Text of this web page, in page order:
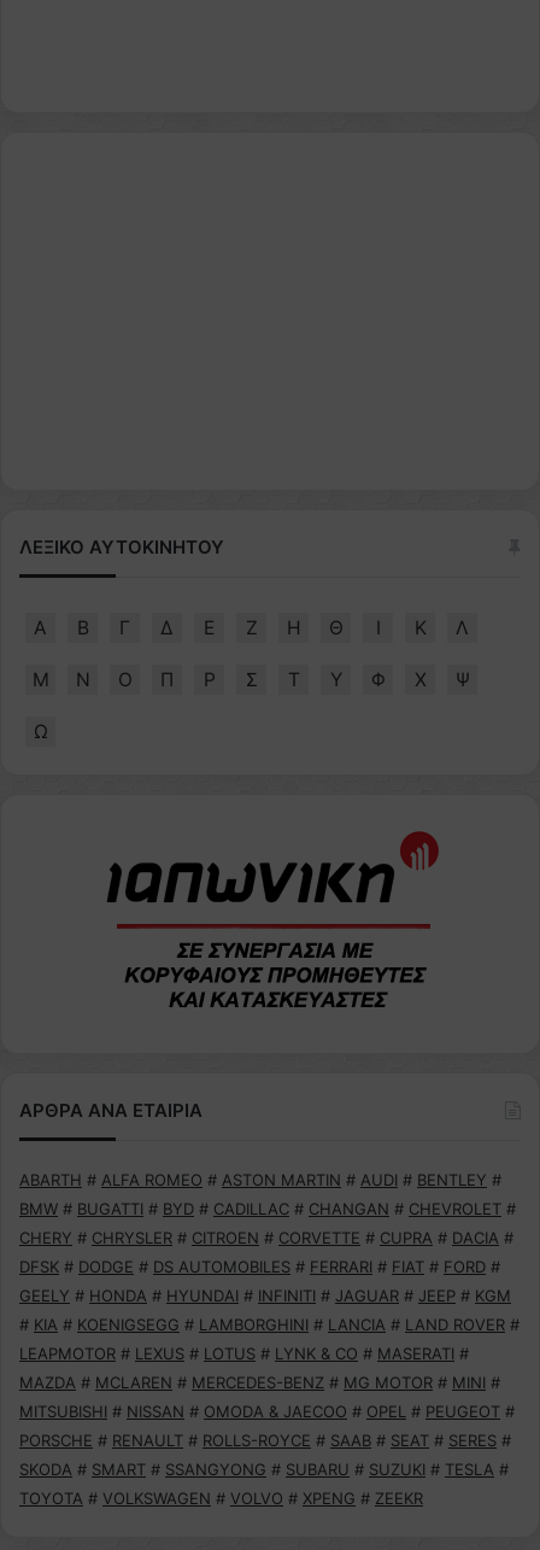
ΛΕΞΙΚΟ ΑΥΤΟΚΙΝΗΤΟΥ
Α Β Γ Δ Ε Ζ Η Θ Ι Κ Λ
Μ Ν Ο Π Ρ Σ Τ Υ Φ Χ Ψ
Ω
ΑΡΘΡΑ ΑΝΑ ΕΤΑΙΡΙΑ
ABARTH # ALFA ROMEO # ASTON MARTIN # AUDI # BENTLEY #
BMW # BUGATTI # BYD # CADILLAC # CHANGAN # CHEVROLET #
CHERY # CHRYSLER # CITROEN # CORVETTE # CUPRA # DACIA #
DFSK # DODGE # DS AUTOMOBILES # FERRARI # FIAT # FORD #
GEELY # HONDA # HYUNDAI # INFINITI # JAGUAR # JEEP # KGM
# KIA # KOENIGSEGG # LAMBORGHINI # LANCIA # LAND ROVER #
LEAPMOTOR # LEXUS # LOTUS # LYNK & CO # MASERATI #
MAZDA # MCLAREN # MERCEDES-BENZ # MG MOTOR # MINI #
MITSUBISHI # NISSAN # OMODA & JAECOO # OPEL # PEUGEOT #
PORSCHE # RENAULT # ROLLS-ROYCE # SAAB # SEAT # SERES #
SKODA # SMART # SSANGYONG # SUBARU # SUZUKI # TESLA #
TOYOTA # VOLKSWAGEN # VOLVO # XPENG # ZEEKR